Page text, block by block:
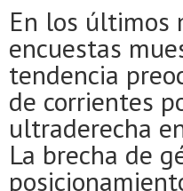
En los últimos
encuestas
tendencia
de corrientes
ultraderecha
La brecha de